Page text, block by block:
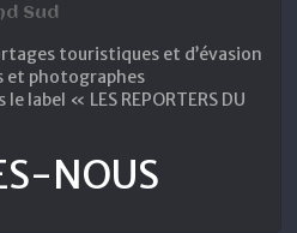
Sud
touristiques et d’évasion
et photographes
label « LES REPORTERS DU
NOUS